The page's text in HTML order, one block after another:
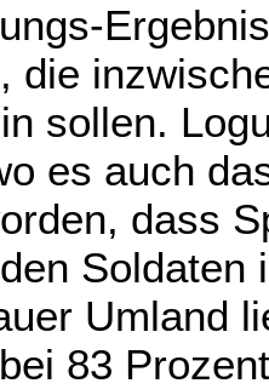
die
sollen.
es auch
dass
Soldaten
Umland
83